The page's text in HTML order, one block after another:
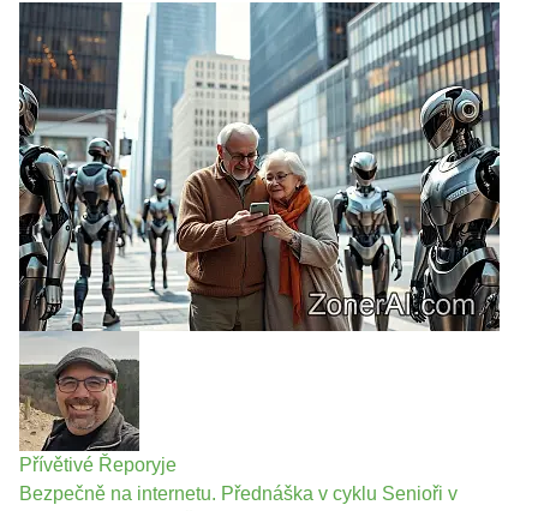
Přívětivé Řeporyje
Bezpečně na internetu. Přednáška v cyklu Senioři v